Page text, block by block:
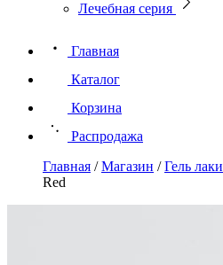
Лечебная серия
Главная
Каталог
Корзина
Распродажа
Главная /Магазин /Гель лаки
Red